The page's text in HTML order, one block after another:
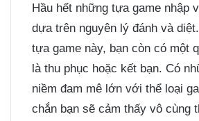
Hầu hết những tựa game nhập
dựa trên nguyên lý đánh và
tựa game này, bạn còn có một
là thu phục hoặc kết bạn. Có
niềm đam mê lớn với thể loại
chắn bạn sẽ cảm thấy vô cùng